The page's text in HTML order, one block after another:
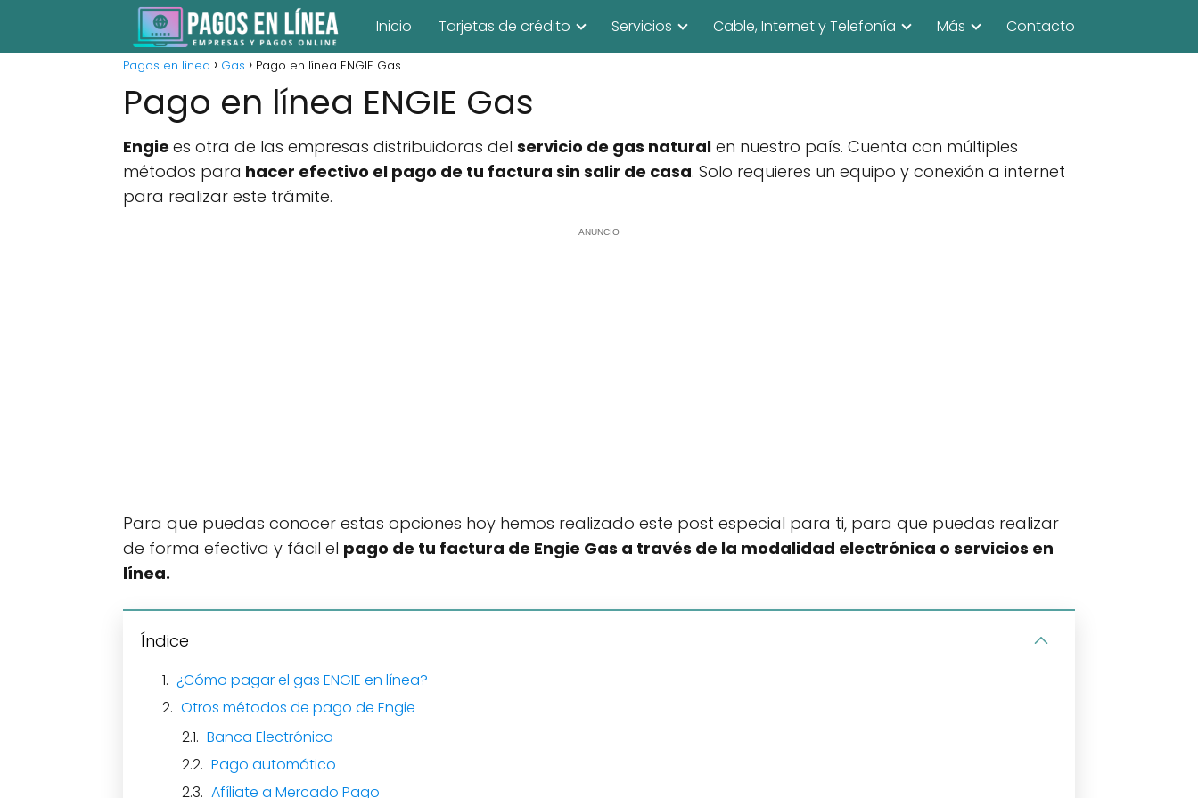
Inicio Tarjetas de crédito Servicios Cable, Internet y Telefonía Más Contacto
Pagos en línea Gas Pago en línea ENGIE Gas
Pago en línea ENGIE Gas
Engie es otra de las empresas distribuidoras del servicio de gas natural en nuestro país. Cuenta con múltiples
métodos para hacer efectivo el pago de tu factura sin salir de casa. Solo requieres un equipo y conexión a internet
para realizar este trámite.
ANUNCIO
Para que puedas conocer estas opciones hoy hemos realizado este post especial para ti, para que puedas realizar
de forma efectiva y fácil el pago de tu factura de Engie Gas a través de la modalidad electrónica o servicios en
línea.
Índice
¿Cómo pagar el gas ENGIE en línea?
Otros métodos de pago de Engie
Banca Electrónica
Pago automático
Afíliate a Mercado Pago